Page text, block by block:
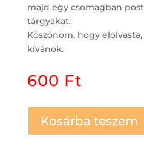
majd egy csomagban
tárgyakat.
Köszönöm, hogy
kívánok.
600 Ft
Kosárba teszem